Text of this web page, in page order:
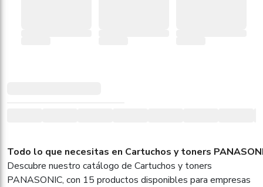
Todo lo que necesitas en Cartuchos y toners
Descubre nuestro catálogo de Cartuchos y toners
PANASONIC, con 15 productos disponibles para empresas